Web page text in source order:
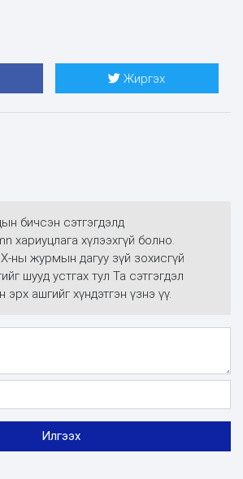
Жиргэх
бичсэн сэтгэгдэлд
хариуцлага хүлээхгүй болно.
ны журмын дагуу зүй зохисгүй
шууд устгах тул Та сэтгэгдэл
эрх ашгийг хүндэтгэн үзнэ үү.